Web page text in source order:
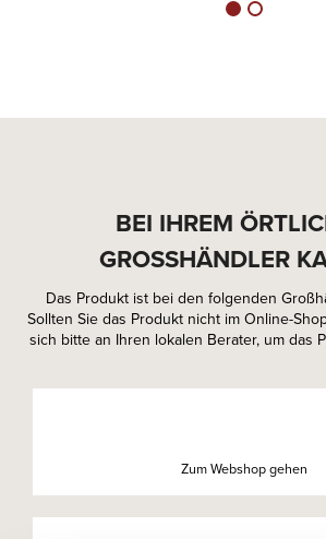
BEI IHREM
GROSSHÄNDLER
Das Produkt ist bei den folgenden
Sollten Sie das Produkt nicht im Online-
sich bitte an Ihren lokalen Berater, um das
Zum Webshop gehen